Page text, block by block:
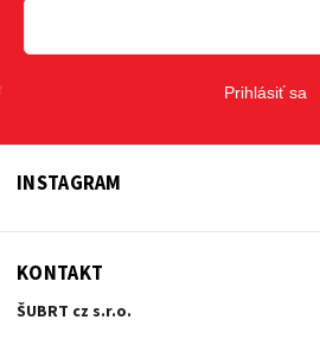
Prihlásiť sa
INSTAGRAM
KONTAKT
ŠUBRT cz s.r.o.